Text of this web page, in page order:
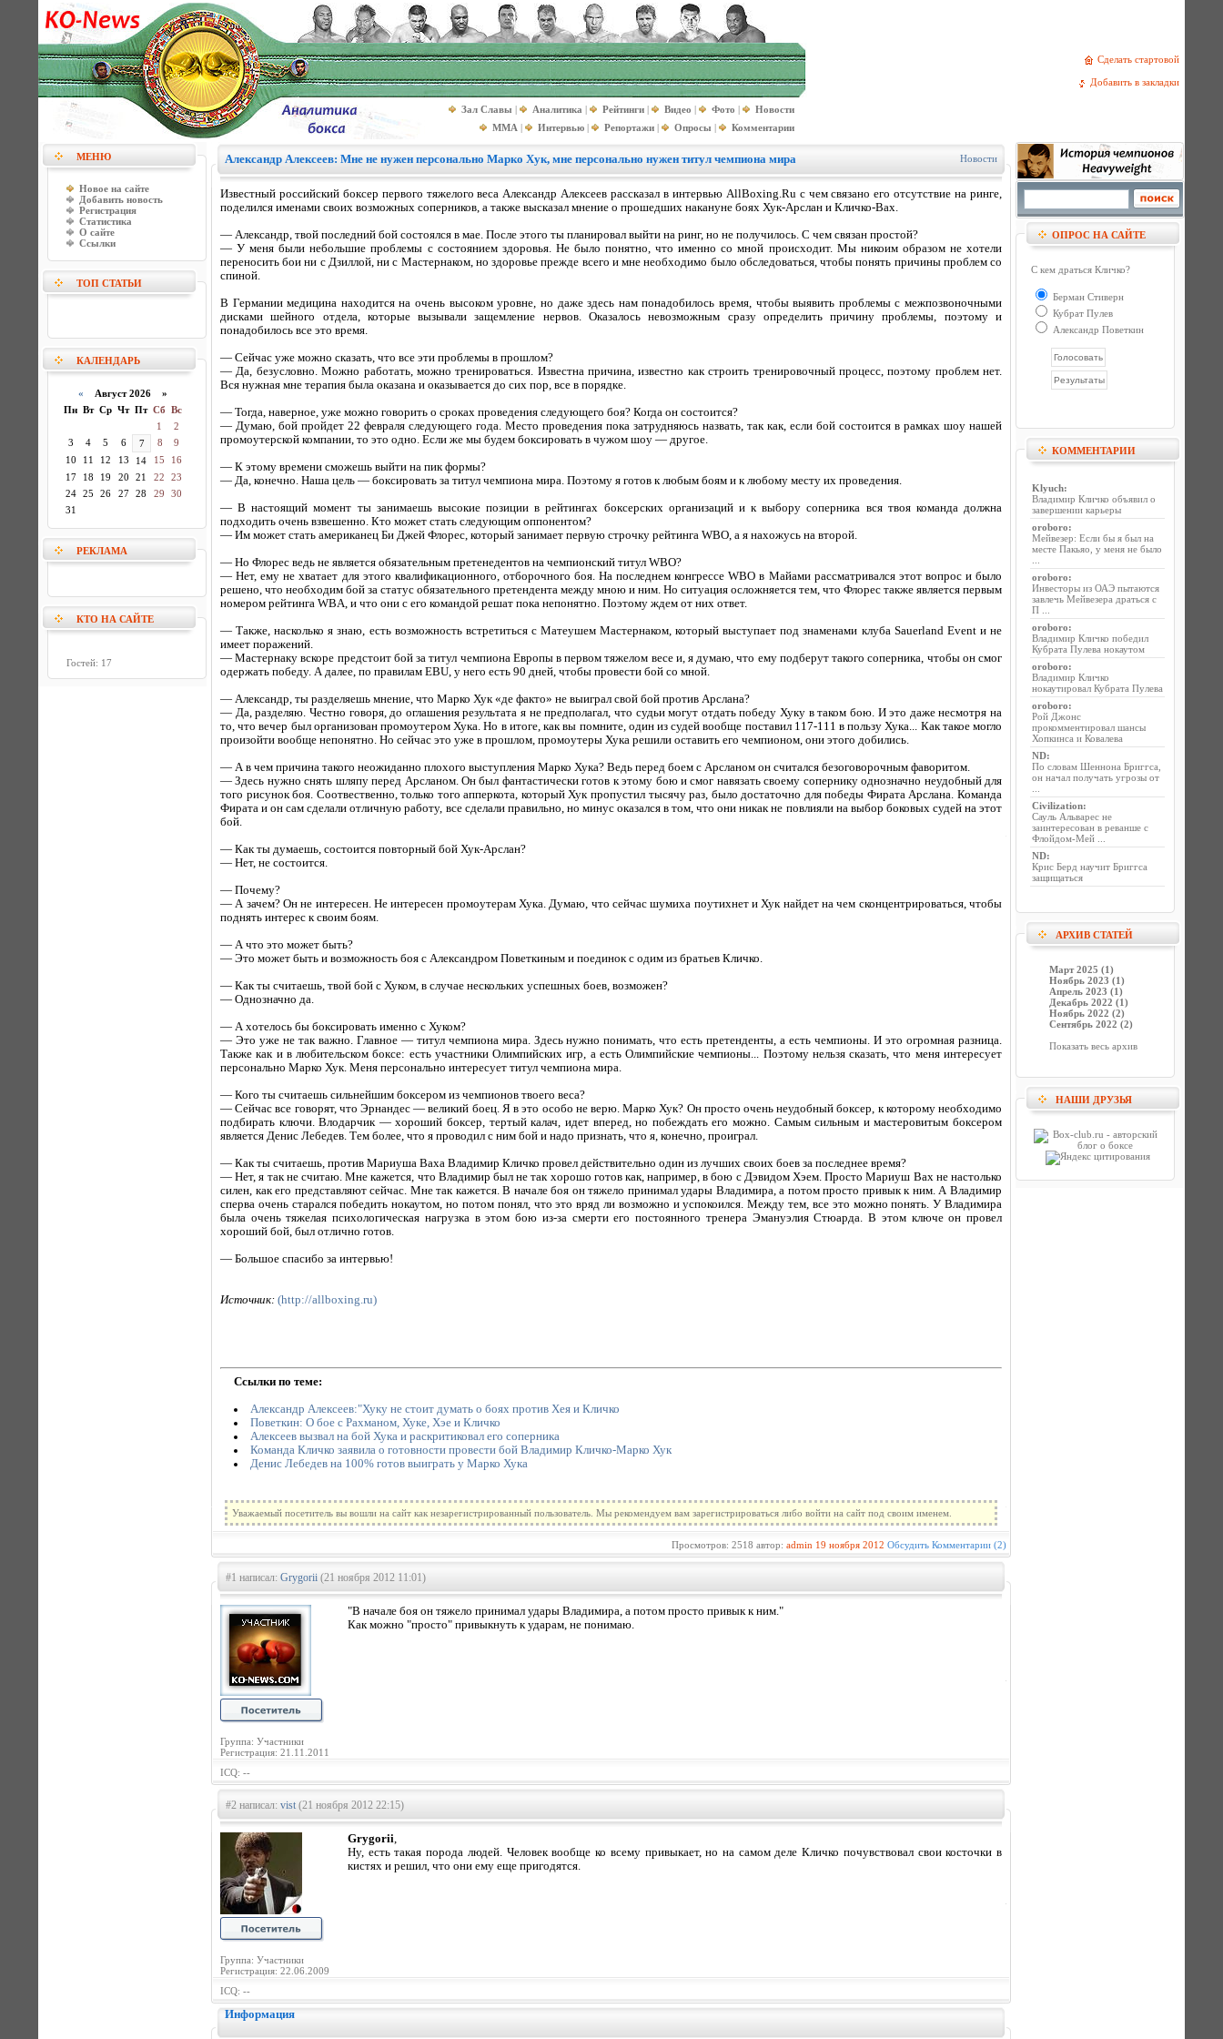
Сделать стартовой
Добавить в закладки
Зал Славы | Аналитика | Рейтинги | Видео | Фото |
Новости
MMA | Интервью | Репортажи | Опросы | Комментарии
МЕНЮ
Новое на сайте
Добавить новость
Регистрация
Статистика
О сайте
Ссылки
ТОП СТАТЬИ
КАЛЕНДАРЬ
« Август 2026 »
Пн Вт Ср Чт Пт Сб Вс
1
2
3
4 5 6 7 8
9
10
11 12 13 14 15
16
17
18 19 20 21 22
23
24
25 26 27 28 29
30
31
РЕКЛАМА
КТО НА САЙТЕ
Гостей: 17
Александр Алексеев: Мне не нужен персонально Марко Хук, мне персонально нужен титул чемпиона мира Новости
Известный российский боксер первого тяжелого веса Александр Алексеев рассказал в интервью AllBoxing.Ru с чем связано его отсутствие на ринге,
поделился именами своих возможных соперников, а также высказал мнение о прошедших накануне боях Хук-Арслан и Кличко-Вах.
— Александр, твой последний бой состоялся в мае. После этого ты планировал выйти на ринг, но не получилось. C чем связан простой?
— У меня были небольшие проблемы с состоянием здоровья. Не было понятно, что именно со мной происходит. Мы никоим образом не хотели
переносить бои ни с Дзиллой, ни с Мастернаком, но здоровье прежде всего и мне необходимо было обследоваться, чтобы понять причины проблем со
спиной.
В Германии медицина находится на очень высоком уровне, но даже здесь нам понадобилось время, чтобы выявить проблемы с межпозвоночными
дисками шейного отдела, которые вызывали защемление нервов. Оказалось невозможным сразу определить причину проблемы, поэтому и
понадобилось все это время.
— Сейчас уже можно сказать, что все эти проблемы в прошлом?
— Да, безусловно. Можно работать, можно тренироваться. Известна причина, известно как строить тренировочный процесс, поэтому проблем нет.
Вся нужная мне терапия была оказана и оказывается до сих пор, все в порядке.
— Тогда, наверное, уже можно говорить о сроках проведения следующего боя? Когда он состоится?
— Думаю, бой пройдет 22 февраля следующего года. Место проведения пока затрудняюсь назвать, так как, если бой состоится в рамках шоу нашей
промоутерской компании, то это одно. Если же мы будем боксировать в чужом шоу — другое.
— К этому времени сможешь выйти на пик формы?
— Да, конечно. Наша цель — боксировать за титул чемпиона мира. Поэтому я готов к любым боям и к любому месту их проведения.
— В настоящий момент ты занимаешь высокие позиции в рейтингах боксерских организаций и к выбору соперника вся твоя команда должна
подходить очень взвешенно. Кто может стать следующим оппонентом?
— Им может стать американец Би Джей Флорес, который занимает первую строчку рейтинга WBO, а я нахожусь на второй.
— Но Флорес ведь не является обязательным претенедентов на чемпионский титул WBO?
— Нет, ему не хватает для этого квалификационного, отборочного боя. На последнем конгрессе WBO в Майами рассматривался этот вопрос и было
решено, что необходим бой за статус обязательного претендента между мною и ним. Но ситуация осложняется тем, что Флорес также является первым
номером рейтинга WBA, и что они с его командой решат пока непонятно. Поэтому ждем от них ответ.
— Также, насколько я знаю, есть возможность встретиться с Матеушем Мастернаком, который выступает под знаменами клуба Sauerland Event и не
имеет поражений.
— Мастернаку вскоре предстоит бой за титул чемпиона Европы в первом тяжелом весе и, я думаю, что ему подберут такого соперника, чтобы он смог
одержать победу. А далее, по правилам EBU, у него есть 90 дней, чтобы провести бой со мной.
— Александр, ты разделяешь мнение, что Марко Хук «де факто» не выиграл свой бой против Арслана?
— Да, разделяю. Честно говоря, до оглашения результата я не предполагал, что судьи могут отдать победу Хуку в таком бою. И это даже несмотря на
то, что вечер был организован промоутером Хука. Но в итоге, как вы помните, один из судей вообще поставил 117-111 в пользу Хука... Как такое могло
произойти вообще непонятно. Но сейчас это уже в прошлом, промоутеры Хука решили оставить его чемпионом, они этого добились.
— А в чем причина такого неожиданно плохого выступления Марко Хука? Ведь перед боем с Арсланом он считался безоговорочным фаворитом.
— Здесь нужно снять шляпу перед Арсланом. Он был фантастически готов к этому бою и смог навязать своему сопернику однозначно неудобный для
того рисунок боя. Соотвественно, только того апперкота, который Хук пропустил тысячу раз, было достаточно для победы Фирата Арслана. Команда
Фирата и он сам сделали отличную работу, все сделали правильно, но минус оказался в том, что они никак не повлияли на выбор боковых судей на этот
бой.
— Как ты думаешь, состоится повторный бой Хук-Арслан?
— Нет, не состоится.
— Почему?
— А зачем? Он не интересен. Не интересен промоутерам Хука. Думаю, что сейчас шумиха поутихнет и Хук найдет на чем сконцентрироваться, чтобы
поднять интерес к своим боям.
— А что это может быть?
— Это может быть и возможность боя с Александром Поветкиным и поединок с одим из братьев Кличко.
— Как ты считаешь, твой бой с Хуком, в случае нескольких успешных боев, возможен?
— Однозначно да.
— А хотелось бы боксировать именно с Хуком?
— Это уже не так важно. Главное — титул чемпиона мира. Здесь нужно понимать, что есть претенденты, а есть чемпионы. И это огромная разница.
Также как и в любительском боксе: есть участники Олимпийских игр, а есть Олимпийские чемпионы... Поэтому нельзя сказать, что меня интересует
персонально Марко Хук. Меня персонально интересует титул чемпиона мира.
— Кого ты считаешь сильнейшим боксером из чемпионов твоего веса?
— Сейчас все говорят, что Эрнандес — великий боец. Я в это особо не верю. Марко Хук? Он просто очень неудобный боксер, к которому необходимо
подбирать ключи. Влодарчик — хороший боксер, тертый калач, идет вперед, но побеждать его можно. Самым сильным и мастеровитым боксером
является Денис Лебедев. Тем более, что я проводил с ним бой и надо признать, что я, конечно, проиграл.
— Как ты считаешь, против Мариуша Ваха Владимир Кличко провел действительно один из лучших своих боев за последнее время?
— Нет, я так не считаю. Мне кажется, что Владимир был не так хорошо готов как, например, в бою с Дэвидом Хэем. Просто Мариуш Вах не настолько
силен, как его представляют сейчас. Мне так кажется. В начале боя он тяжело принимал удары Владимира, а потом просто привык к ним. А Владимир
сперва очень старался победить нокаутом, но потом понял, что это вряд ли возможно и успокоился. Между тем, все это можно понять. У Владимира
была очень тяжелая психологическая нагрузка в этом бою из-за смерти его постоянного тренера Эмануэлия Стюарда. В этом ключе он провел
хороший бой, был отлично готов.
— Большое спасибо за интервью!
Источник: (http://allboxing.ru)
Ссылки по теме:
Александр Алексеев:"Хуку не стоит думать о боях против Хея и Кличко
Поветкин: О бое с Рахманом, Хуке, Хэе и Кличко
Алексеев вызвал на бой Хука и раскритиковал его соперника
Команда Кличко заявила о готовности провести бой Владимир Кличко-Марко Хук
Денис Лебедев на 100% готов выиграть у Марко Хука
Уважаемый посетитель вы вошли на сайт как незарегистрированный пользователь. Мы рекомендуем вам зарегистрироваться либо войти на сайт под своим именем.
Просмотров: 2518 автор: admin 19 ноября 2012 Обсудить Комментарии (2)
#1 написал: Grygorii (21 ноября 2012 11:01)
Группа: Участники
Регистрация: 21.11.2011
"В начале боя он тяжело принимал удары Владимира, а потом просто привык к ним."
Как можно "просто" привыкнуть к ударам, не понимаю.
ICQ: --
#2 написал: vist(21 ноября 2012 22:15)
Группа: Участники
Регистрация: 22.06.2009
Grygorii,
Ну, есть такая порода людей. Человек вообще ко всему привыкает, но на самом деле Кличко почувствовал свои косточки в
кистях и решил, что они ему еще пригодятся.
ICQ: --
Информация
ОПРОС НА САЙТЕ
С кем драться Кличко?
Берман Стиверн
Кубрат Пулев
Александр Поветкин
КОММЕНТАРИИ
Klyuch:
Владимир Кличко объявил о
завершении карьеры
oroboro:
Мейвезер: Если бы я был на
месте Пакьяо, у меня не было
oroboro:
Инвесторы из ОАЭ пытаются
завлечь Мейвезера драться с
П ...
oroboro:
Владимир Кличко победил
Кубрата Пулева нокаутом
oroboro:
Владимир Кличко
нокаутировал Кубрата Пулева
oroboro:
Рой Джонс
прокомментировал шансы
Хопкинса и Ковалева
ND:
По словам Шеннона Бриггса,
он начал получать угрозы от
Civilization:
Сауль Альварес не
заинтересован в реванше с
Флойдом-Мей ...
ND:
Крис Берд научит Бриггса
защищаться
АРХИВ СТАТЕЙ
Март 2025 (1)
Ноябрь 2023 (1)
Апрель 2023 (1)
Декабрь 2022 (1)
Ноябрь 2022 (2)
Сентябрь 2022 (2)
Показать весь архив
НАШИ ДРУЗЬЯ